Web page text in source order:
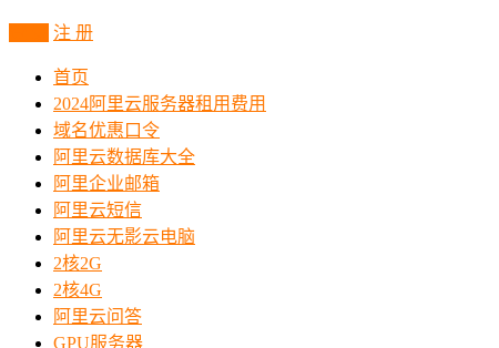
注 册
首页
2024阿里云服务器租用费用
域名优惠口令
阿里云数据库大全
阿里企业邮箱
阿里云短信
阿里云无影云电脑
2核2G
2核4G
阿里云问答
GPU服务器